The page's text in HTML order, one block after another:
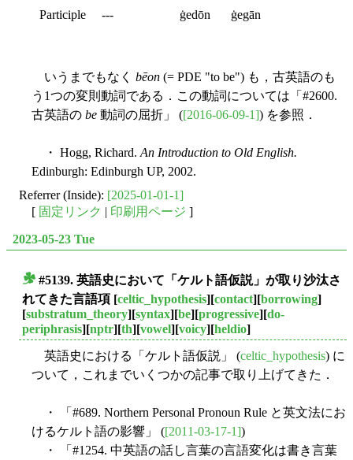
Participle --- ġedōn ġegān
いうまでもなく bēon (= PDE "to be") も，古英語のも
う1つの変則動詞である．この動詞については「#2600.
古英語の be 動詞の屈折」 ([2016-06-09-1]) を参照．
・ Hogg, Richard. An Introduction to Old English.
Edinburgh: Edinburgh UP, 2002.
Referrer (Inside): [2025-01-01-1]
[ 固定リンク | 印刷用ページ ]
2023-05-23 Tue
#5139. 英語史において「ケルト語仮説」が取り沙汰さ
れてきた言語項 [celtic_hypothesis][contact][borrowing]
[substratum_theory][syntax][be][progressive][do-
periphrasis][nptr][th][vowel][voicy][heldio]
英語史における「ケルト語仮説」 (celtic_hypothesis) に
ついて，これまでいくつかの記事で取り上げてきた．
・ 「#689. Northern Personal Pronoun Rule と英文法にお
けるケルト語の影響」 ([2011-03-17-1])
・ 「#1254. 中英語の話し言葉の言語変化は書き言葉